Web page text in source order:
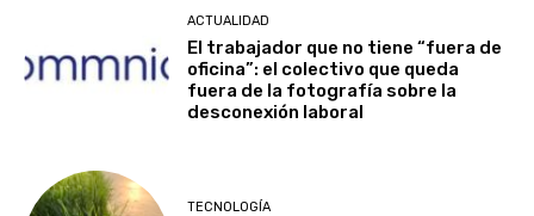
ACTUALIDAD
El trabajador que no tiene “fuera de
oficina”: el colectivo que queda
fuera de la fotografía sobre la
desconexión laboral
TECNOLOGÍA